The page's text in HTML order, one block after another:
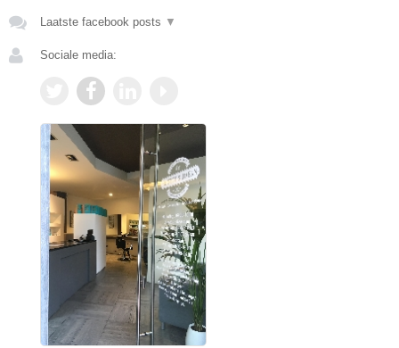
Laatste facebook posts ▼
Sociale media: